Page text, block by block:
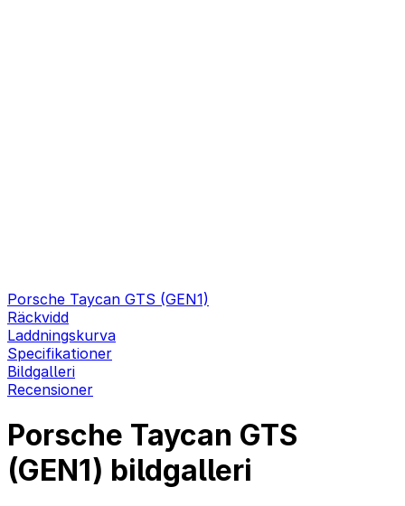
Porsche Taycan GTS (GEN1)
Räckvidd
Laddningskurva
Specifikationer
Bildgalleri
Recensioner
Porsche Taycan GTS
(GEN1) bildgalleri